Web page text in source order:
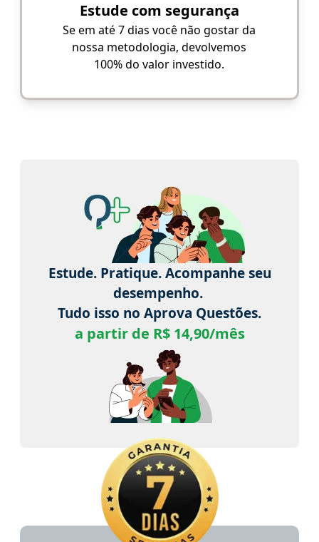
Estude com segurança
Se em até 7 dias você não gostar da
nossa metodologia, devolvemos
100% do valor investido.
Estude. Pratique. Acompanhe seu
desempenho.
Tudo isso no Aprova Questões.
a partir de R$ 14,90/mês